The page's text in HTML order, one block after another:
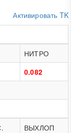
Активировать TK
НИТРО
0.082
ВЫХЛОП